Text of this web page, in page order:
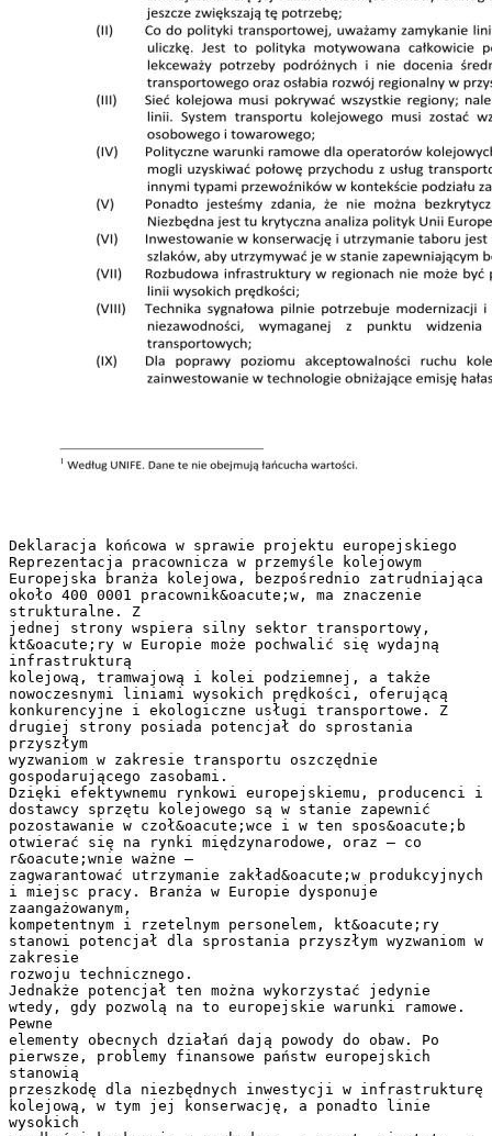
Deklaracja końcowa w sprawie projektu europejskiego
Reprezentacja pracownicza w przemyśle kolejowym
Europejska branża kolejowa, bezpośrednio zatrudniająca
około 400 0001 pracownik&oacute;w, ma znaczenie
strukturalne. Z
jednej strony wspiera silny sektor transportowy,
kt&oacute;ry w Europie może pochwalić się wydajną
infrastrukturą
kolejową, tramwajową i kolei podziemnej, a także
nowoczesnymi liniami wysokich prędkości, oferującą
konkurencyjne i ekologiczne usługi transportowe. Z
drugiej strony posiada potencjał do sprostania
przyszłym
wyzwaniom w zakresie transportu oszczędnie
gospodarującego zasobami.
Dzięki efektywnemu rynkowi europejskiemu, producenci i
dostawcy sprzętu kolejowego są w stanie zapewnić
pozostawanie w czoł&oacute;wce i w ten spos&oacute;b
otwierać się na rynki międzynarodowe, oraz – co
r&oacute;wnie ważne –
zagwarantować utrzymanie zakład&oacute;w produkcyjnych
i miejsc pracy. Branża w Europie dysponuje
zaangażowanym,
kompetentnym i rzetelnym personelem, kt&oacute;ry
stanowi potencjał dla sprostania przyszłym wyzwaniom w
zakresie
rozwoju technicznego.
Jednakże potencjał ten można wykorzystać jedynie
wtedy, gdy pozwolą na to europejskie warunki ramowe.
Pewne
elementy obecnych działań dają powody do obaw. Po
pierwsze, problemy finansowe państw europejskich
stanowią
przeszkodę dla niezbędnych inwestycji w infrastrukturę
kolejową, w tym jej konserwację, a ponadto linie
wysokich